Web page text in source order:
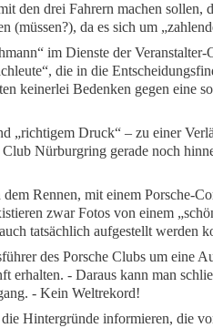
den drei Fahrern machen sollen,
(müssen?), da es sich um
im Dienste der Veranstalter-
die in die
keinerlei Bedenken gegen eine
„richtigem Druck“ – zu einer
Nürburgring gerade noch
Rennen, mit einem Porsche-
zwar Fotos von einem
tatsächlich aufgestellt werden
des Porsche Clubs um eine
erhalten. - Daraus kann man
- Kein Weltrekord!
Hintergründe informieren, die